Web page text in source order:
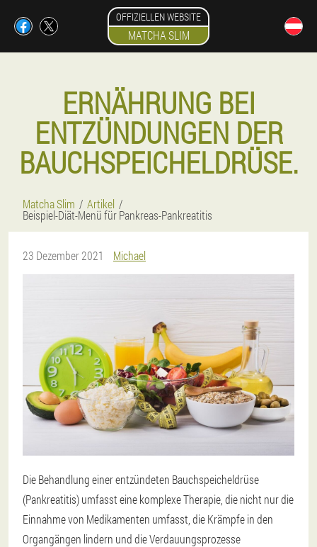
OFFIZIELLEN WEBSITE
MATCHA SLIM
ERNÄHRUNG BEI
ENTZÜNDUNGEN DER
BAUCHSPEICHELDRÜSE.
Matcha Slim Artikel
Beispiel-Diät-Menü für Pankreas-Pankreatitis
23 Dezember 2021 Michael
Die Behandlung einer entzündeten Bauchspeicheldrüse
(Pankreatitis) umfasst eine komplexe Therapie, die nicht nur die
Einnahme von Medikamenten umfasst, die Krämpfe in den
Organgängen lindern und die Verdauungsprozesse